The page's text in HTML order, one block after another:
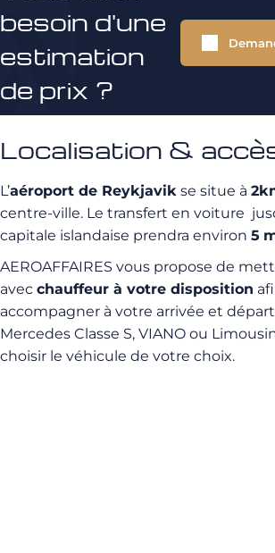
besoin d'une
estimation
de prix ?
Localisation &
L’aéroport de Reykjavik se situe à 2
centre-ville. Le transfert en voiture
capitale islandaise prendra environ 5
AEROAFFAIRES vous propose de
avec chauffeur à votre disposition
accompagner à votre arrivée et départ
Mercedes Classe S, VIANO ou
choisir le véhicule de votre choix.